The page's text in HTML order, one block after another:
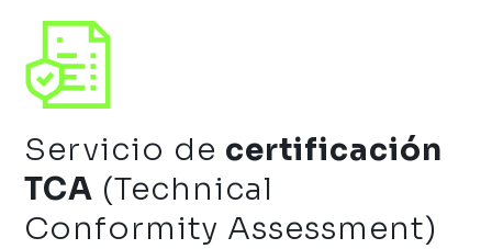
Servicio de certificación
TCA (Technical
Conformity Assessment)